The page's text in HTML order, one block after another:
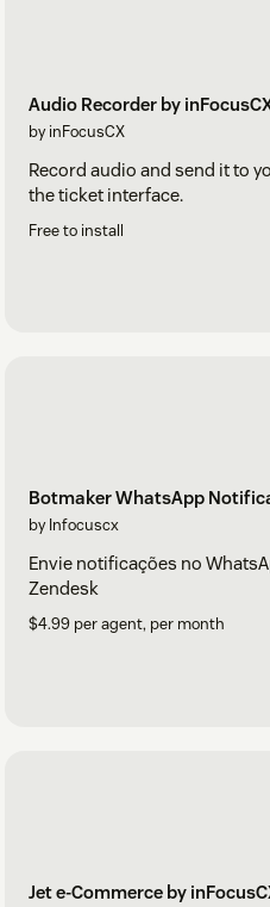
Audio Recorder by
by inFocusCX
Record audio and send it to
the ticket interface.
Free to install
Botmaker WhatsApp
by Infocuscx
Envie notificações no
Zendesk
$4.99 per agent, per month
Jet e-Commerce by